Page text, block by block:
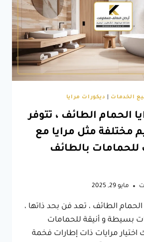
الخدمات ديكورات مرايا
الحمام الطائف ، تتوفر
مختلفة مثل مرايا مع
بالطائف
مايو 29, 2025
الحمام الطائف ، تعد فن بحد ذاتها ،
بسيطة و أنيقة للحمامات
اختيار مرايات ذات إطارات فخمة